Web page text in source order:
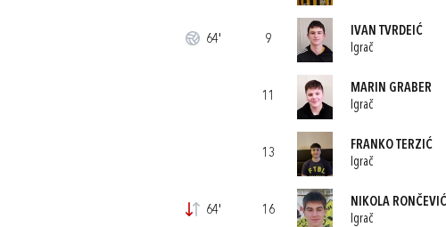
64'
64'
9
IVAN TVRDEIĆ
Igrač
11
MARIN GRABER
Igrač
13
FRANKO TERZIĆ
Igrač
16
NIKOLA RONČEVIĆ
Igrač